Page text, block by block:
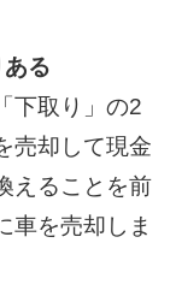
る
下取り」の2
売却して現金
えることを前
車を売却しま